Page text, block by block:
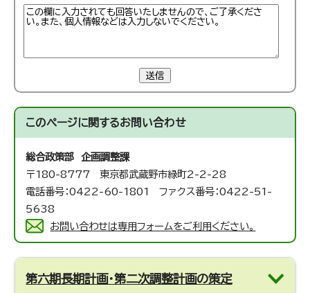
送信
このページに関するお問い合わせ
総合政策部 企画調整課
〒180-8777 東京都武蔵野市緑町2-2-28
電話番号：0422-60-1801 ファクス番号：0422-51-
5638
お問い合わせは専用フォームをご利用ください。
第六期長期計画・第二次調整計画の策定